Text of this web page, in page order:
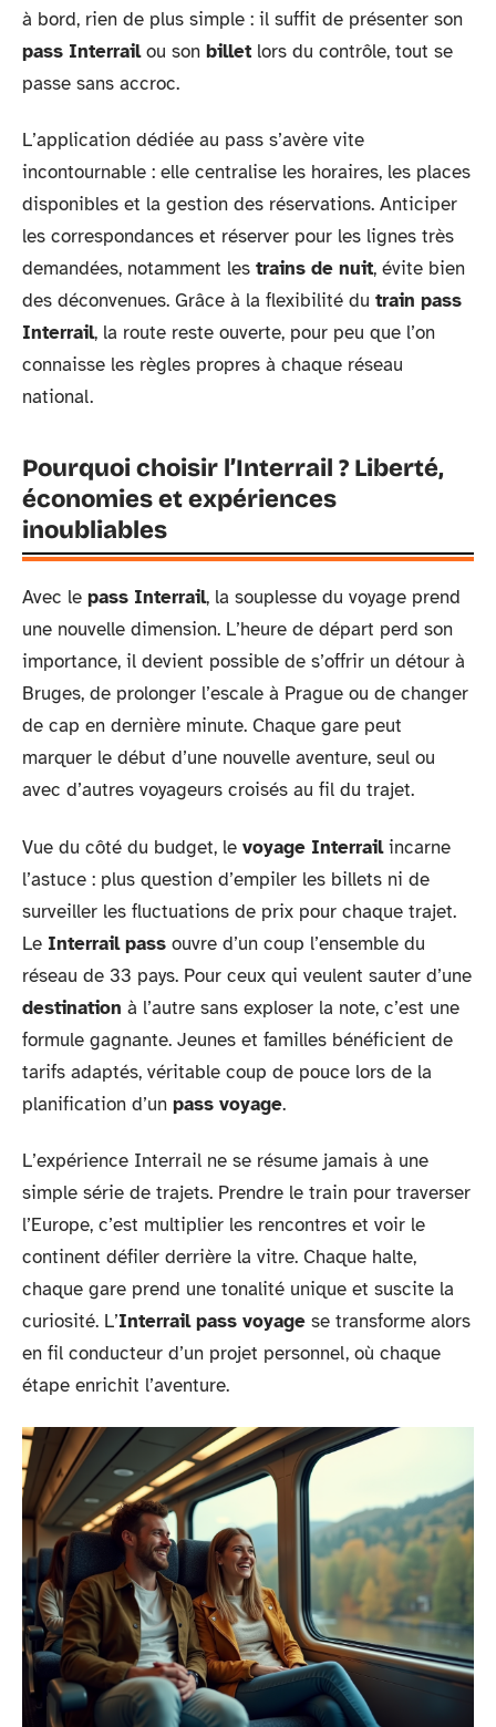
à bord, rien de plus simple : il suffit de présenter son
pass Interrailou son billet lors du contrôle, tout se
passe sans accroc.
L’application dédiée au pass s’avère vite
incontournable : elle centralise les horaires, les places
disponibles et la gestion des réservations. Anticiper
les correspondances et réserver pour les lignes très
demandées, notamment les trains de nuit, évite bien
des déconvenues. Grâce à la flexibilité du train pass
Interrail, la route reste ouverte, pour peu que l’on
connaisse les règles propres à chaque réseau
national.
Pourquoi choisir l’Interrail ? Liberté,
économies et expériences
inoubliables
Avec le pass Interrail, la souplesse du voyage prend
une nouvelle dimension. L’heure de départ perd son
importance, il devient possible de s’offrir un détour à
Bruges, de prolonger l’escale à Prague ou de changer
de cap en dernière minute. Chaque gare peut
marquer le début d’une nouvelle aventure, seul ou
avec d’autres voyageurs croisés au fil du trajet.
Vue du côté du budget, le voyage Interrailincarne
l’astuce : plus question d’empiler les billets ni de
surveiller les fluctuations de prix pour chaque trajet.
Le Interrail pass ouvre d’un coup l’ensemble du
réseau de 33 pays. Pour ceux qui veulent sauter d’une
destination à l’autre sans exploser la note, c’est une
formule gagnante. Jeunes et familles bénéficient de
tarifs adaptés, véritable coup de pouce lors de la
planification d’un pass voyage.
L’expérience Interrail ne se résume jamais à une
simple série de trajets. Prendre le train pour traverser
l’Europe, c’est multiplier les rencontres et voir le
continent défiler derrière la vitre. Chaque halte,
chaque gare prend une tonalité unique et suscite la
curiosité. L’Interrail pass voyage se transforme alors
en fil conducteur d’un projet personnel, où chaque
étape enrichit l’aventure.